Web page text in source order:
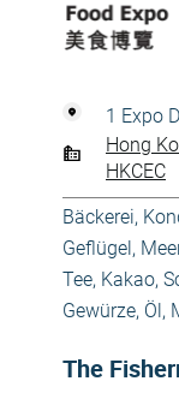
1 Expo
Hong
HKCEC
Bäckerei,
Geflügel,
Tee, Kakao,
Gewürze, Öl,
The